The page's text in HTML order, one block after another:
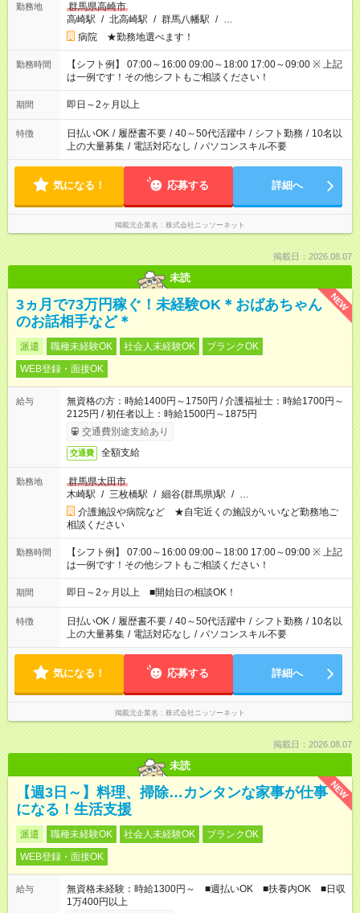
勤務地
群馬県高崎市
高崎駅 / 北高崎駅 / 群馬八幡駅 / …
病院 ★勤務地選べます！
勤務時間
【シフト例】 07:00～16:00 09:00～18:00 17:00～09:00 ※ 上記
は一例です！その他シフトもご相談ください！
期間 即日～2ヶ月以上
特徴 日払いOK / 履歴書不要 / 40～50代活躍中 / シフト勤務 / 10名以
上の大量募集 / 電話対応なし / パソコンスキル不要
気になる！ 応募する 詳細へ
掲載元企業名 株式会社ニッソーネット
掲載日：2026.08.07
未読
NEW
3ヵ月で73万円稼ぐ！未経験OK＊おばあちゃん
のお話相手など＊
派遣 職種未経験OK 社会人未経験OK
ブランクOK
WEB登録・面接OK
給与
無資格の方：時給1400円～1750円 / 介護福祉士：時給1700円～
2125円 / 初任者以上：時給1500円～1875円
交通費別途支給あり
交通費 全額支給
勤務地
群馬県太田市
木崎駅 / 三枚橋駅 / 細谷(群馬県)駅 / …
介護施設や病院など ★自宅近くの施設がいいなど勤務地ご
相談ください
勤務時間
【シフト例】 07:00～16:00 09:00～18:00 17:00～09:00 ※ 上記
は一例です！その他シフトもご相談ください！
期間 即日～2ヶ月以上 ■開始日の相談OK！
特徴 日払いOK / 履歴書不要 / 40～50代活躍中 / シフト勤務 / 10名以
上の大量募集 / 電話対応なし / パソコンスキル不要
気になる！ 応募する 詳細へ
掲載元企業名 株式会社ニッソーネット
掲載日：2026.08.07
未読
NEW
【週3日～】料理、掃除…カンタンな家事が仕事
になる！生活支援
派遣 職種未経験OK 社会人未経験OK
ブランクOK
WEB登録・面接OK
給与
無資格未経験：時給1300円～ ■週払いOK ■扶養内OK ■日収
1万400円以上